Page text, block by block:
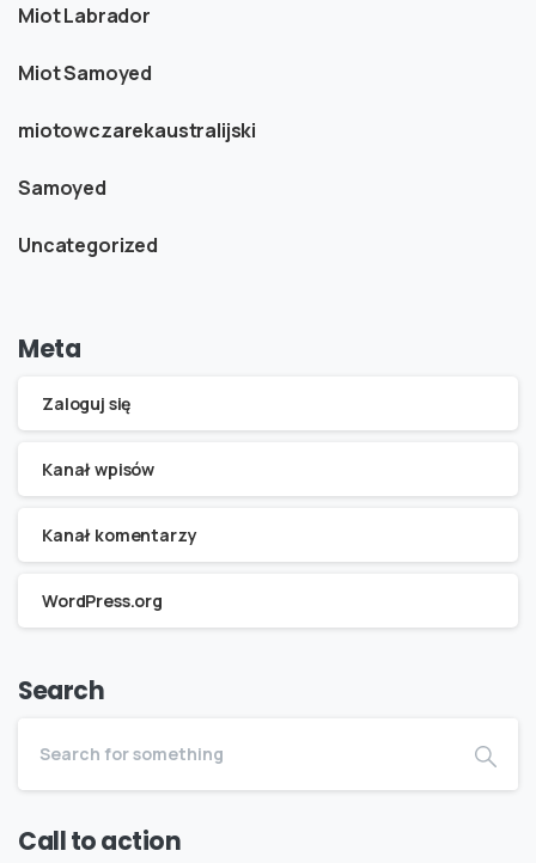
Miot Labrador
Miot Samoyed
miotowczarekaustralijski
Samoyed
Uncategorized
Meta
Zaloguj się
Kanał wpisów
Kanał komentarzy
WordPress.org
Search
Call to action